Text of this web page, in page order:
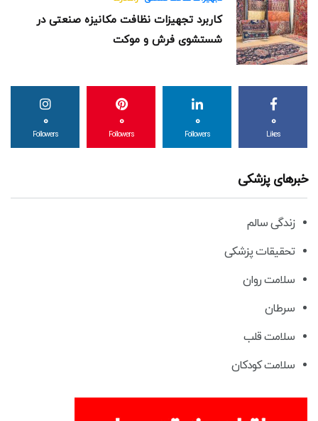
کاربرد تجهیزات نظافت مکانیزه صنعتی در
شستشوی فرش و موکت
0
Likes
0
Followers
0
Followers
0
Followers
خبرهای پزشکی
زندگی سالم
تحقیقات پزشکی
سلامت روان
سرطان
سلامت قلب
سلامت کودکان